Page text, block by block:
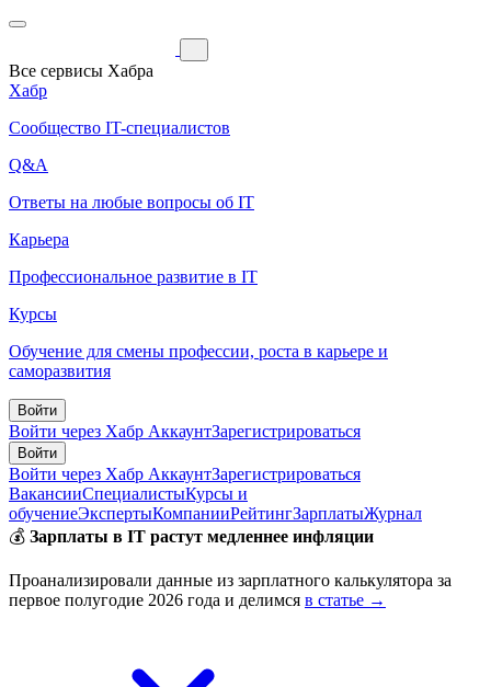
Все сервисы Хабра
Хабр
Сообщество IT-специалистов
Q&A
Ответы на любые вопросы об IT
Карьера
Профессиональное развитие в IT
Курсы
Обучение для смены профессии, роста в карьере и
саморазвития
Войти
Войти через Хабр АккаунтЗарегистрироваться
Войти
Войти через Хабр АккаунтЗарегистрироваться
ВакансииСпециалистыКурсы и
обучениеЭкспертыКомпанииРейтингЗарплатыЖурнал
💰 Зарплаты в IT растут медленнее инфляции
Проанализировали данные из зарплатного калькулятора за
первое полугодие 2026 года и делимся в статье →